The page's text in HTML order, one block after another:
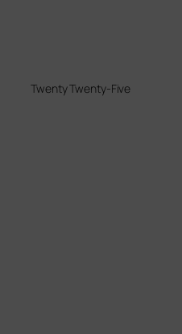
Twenty Twenty-Five